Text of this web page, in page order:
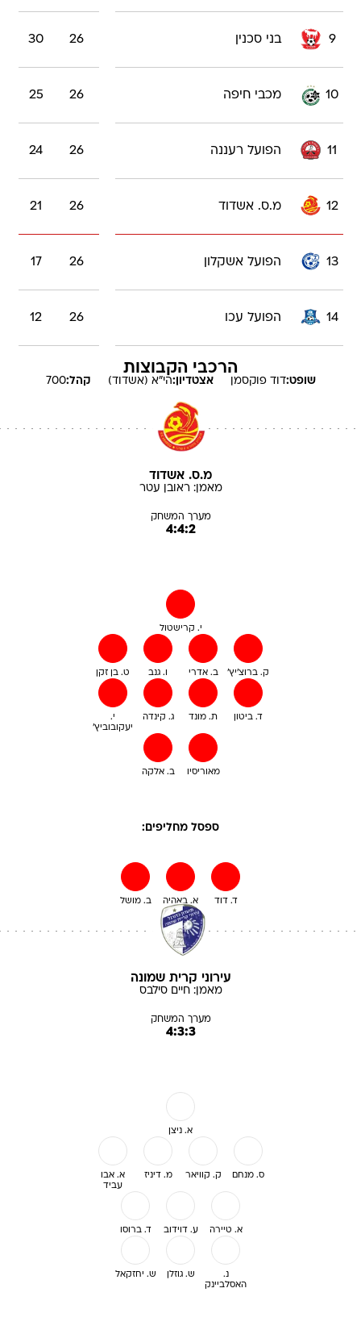
9 בני סכנין 26
30
10 מכבי חיפה 26
25
11 הפועל רעננה 26
24
12 מ.ס. אשדוד 26
21
13 הפועל אשקלון 26
17
14 הפועל עכו 26
12
הרכבי הקבוצות
שופט:דוד פוקסמן אצטדיון:הי"א (אשדוד) קהל:700
מ.ס. אשדוד
מאמן: ראובן עטר
מערך המשחק
4:4:2
י. קרישטול
ט. בן זקן ו. גנב ב. אדרי ק. ברוצ'יץ'
י.
יעקובוביץ'
ג. קינדה ת. מונד ד. ביטון
ב. אלקה מאוריסיו
ספסל מחליפים:
ב. מושל א. באהיה ד. דוד
עירוני קרית שמונה
מאמן:חיים סילבס
מערך המשחק
4:3:3
א. ניצן
א. אבו
עביד
מ. דיניז ק. קוויאר ס. מנחם
ד. ברוסו ע. דוידוב א. טיירה
ש. יחזקאל ש. גוזלן
נ.
האסלביינק